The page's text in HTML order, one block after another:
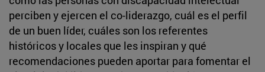
perciben y ejercen el co-liderazgo, cuál es el perfil
de un buen líder, cuáles son los referentes
históricos y locales que les inspiran y qué
recomendaciones pueden aportar para fomentar el